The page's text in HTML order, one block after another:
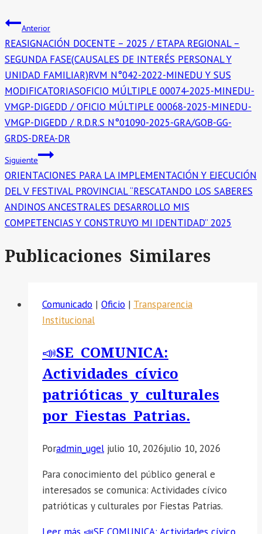
Anterior
REASIGNACIÓN DOCENTE – 2025 / ETAPA REGIONAL –
SEGUNDA FASE(CAUSALES DE INTERÉS PERSONAL Y
UNIDAD FAMILIAR)RVM N°042-2022-MINEDU Y SUS
MODIFICATORIASOFICIO MÚLTIPLE 00074-2025-MINEDU-
VMGP-DIGEDD / OFICIO MÚLTIPLE 00068-2025-MINEDU-
VMGP-DIGEDD / R.D.R.S N°01090-2025-GRA/GOB-GG-
GRDS-DREA-DR
Siguiente
ORIENTACIONES PARA LA IMPLEMENTACIÓN Y EJECUCIÓN
DEL V FESTIVAL PROVINCIAL “RESCATANDO LOS SABERES
ANDINOS ANCESTRALES DESARROLLO MIS
COMPETENCIAS Y CONSTRUYO MI IDENTIDAD” 2025
Publicaciones Similares
Comunicado | Oficio | Transparencia
Institucional
📣SE COMUNICA:
Actividades cívico
patrióticas y culturales
por Fiestas Patrias.
Poradmin_ugel julio 10, 2026julio 10, 2026
Para conocimiento del público general e
interesados se comunica: Actividades cívico
patrióticas y culturales por Fiestas Patrias.